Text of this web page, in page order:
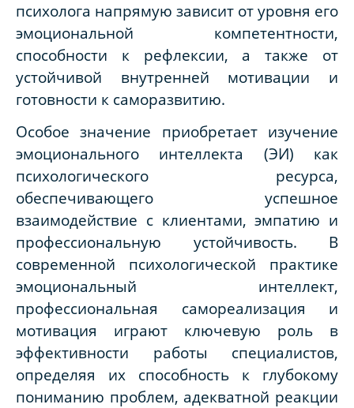
психолога напрямую зависит от уровня его
эмоциональной компетентности,
способности к рефлексии, а также от
устойчивой внутренней мотивации и
готовности к саморазвитию.
Особое значение приобретает изучение
эмоционального интеллекта (ЭИ) как
психологического ресурса,
обеспечивающего успешное
взаимодействие с клиентами, эмпатию и
профессиональную устойчивость. В
современной психологической практике
эмоциональный интеллект,
профессиональная самореализация и
мотивация играют ключевую роль в
эффективности работы специалистов,
определяя их способность к глубокому
пониманию проблем, адекватной реакции